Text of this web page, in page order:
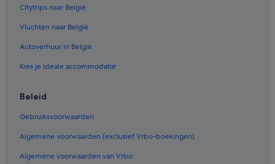
Citytrips naar België
Vluchten naar België
Autoverhuur in België
Kies je ideale accommodatie
Beleid
Gebruiksvoorwaarden
Algemene voorwaarden (exclusief Vrbo-boekingen)
Algemene voorwaarden van Vrbo